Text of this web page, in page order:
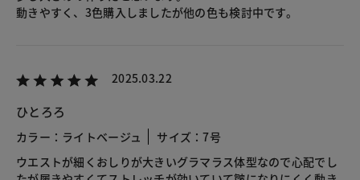
動きやすく、3色購入しましたが他の色も検討中です。
2025.03.22
ひとろろ
カラー：ライトベージュ
サイズ：7号
ウエストが細くおしりが大きいグラマラス体型なので心配でし